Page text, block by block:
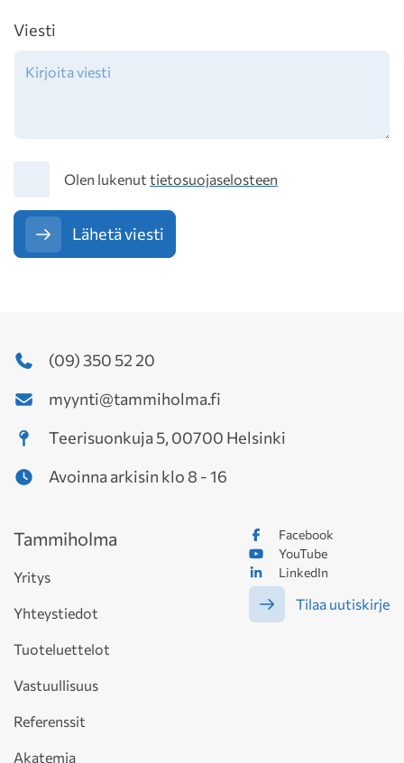
Viesti
TietosuojaOlen lukenut tietosuojaselosteen
Lähetä viesti
(09) 350 52 20
myynti@tammiholma.fi
Teerisuonkuja 5, 00700 Helsinki
Avoinna arkisin klo 8 - 16
Facebook
YouTube
LinkedIn
Tilaa uutiskirje
Tammiholma
Yritys
Yhteystiedot
Tuoteluettelot
Vastuullisuus
Referenssit
Akatemia